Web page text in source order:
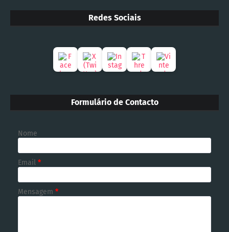
Redes Sociais
Formulário de Contacto
Nome
Email *
Mensagem *